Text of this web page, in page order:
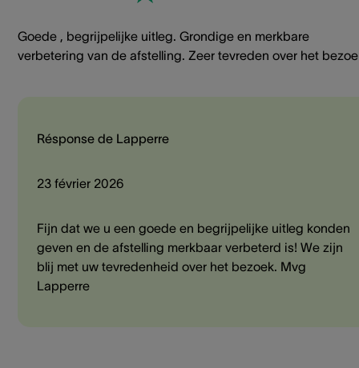
Goede , begrijpelijke uitleg. Grondige en merkbare
verbetering van de afstelling. Zeer tevreden over het
Résponse de Lapperre
23 février 2026
Fijn dat we u een goede en begrijpelijke uitleg konden
geven en de afstelling merkbaar verbeterd is! We zijn
blij met uw tevredenheid over het bezoek. Mvg
Lapperre